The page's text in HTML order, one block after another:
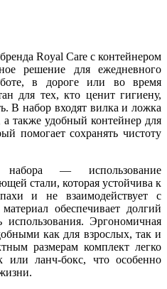
Royal Care с контейнером
решение для ежедневного
в дороге или во время
для тех, кто ценит гигиену,
В набор входят вилка и ложка
также удобный контейнер для
помогает сохранять чистоту
набора — использование
стали, которая устойчива к
и не взаимодействует с
обеспечивает долгий
Эргономичная
как для взрослых, так и
размерам комплект легко
или ланч-бокс, что особенно